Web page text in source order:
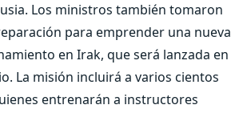
Los ministros también tomaron
para emprender una nueva
en Irak, que será lanzada en
La misión incluirá a varios cientos
entrenarán a instructores